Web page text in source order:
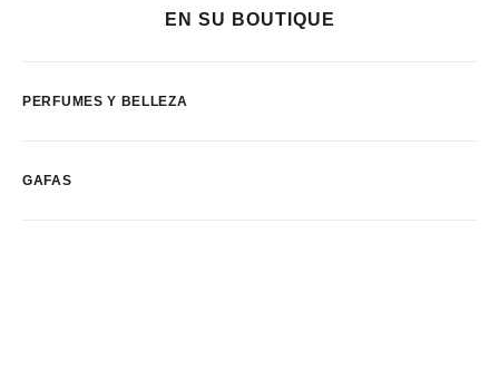
EN SU BOUTIQUE
PERFUMES Y BELLEZA
GAFAS